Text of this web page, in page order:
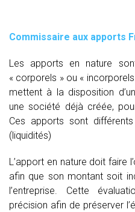
Commissaire aux apports
Les apports en nature
« corporels » ou «
mettent à la disposition
une société déjà créée,
Ces apports sont
(liquidités)
L’apport en nature doit faire
afin que son montant soit
l’entreprise. Cette
précision afin de préserver